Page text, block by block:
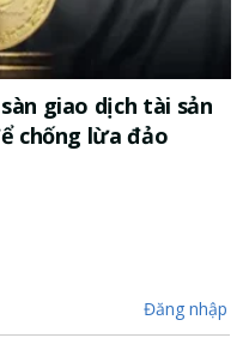
giao dịch tài sản
chống lừa đảo
Đăng nhập